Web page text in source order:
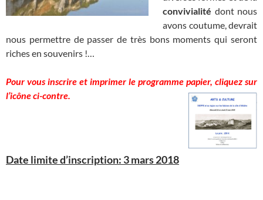
convivialité dont nous
avons coutume, devrait
nous permettre de passer de très bons moments qui seront
riches en souvenirs !…
Pour vous inscrire et imprimer le programme papier, cliquez sur
l’icône ci-contre.
Date limite d’inscription: 3 mars 2018